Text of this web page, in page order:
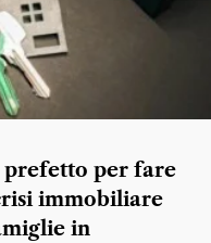
prefetto per fare
immobiliare
in